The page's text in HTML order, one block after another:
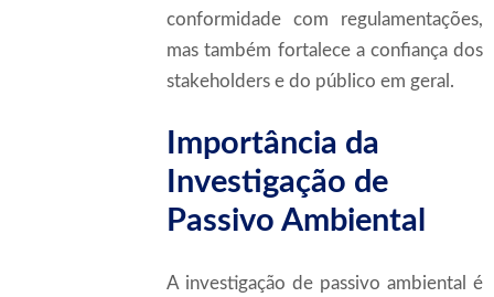
conformidade com regulamentações,
mas também fortalece a confiança dos
stakeholders e do público em geral.
Importância da
Investigação de
Passivo Ambiental
A investigação de passivo ambiental é